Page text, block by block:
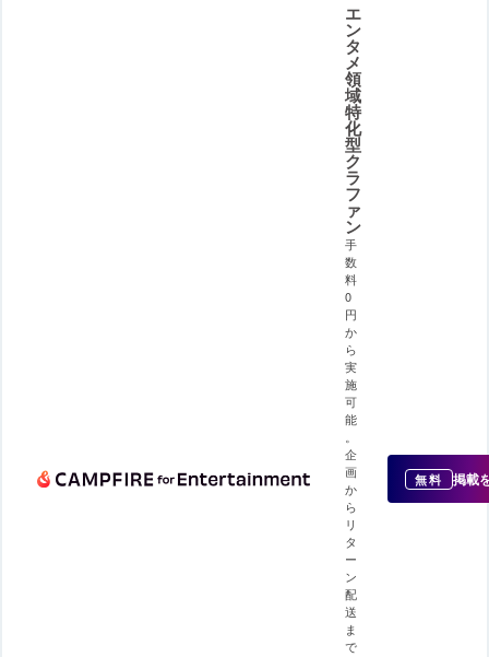
エ
ン
タ
メ
領
域
特
化
型
ク
ラ
フ
ァ
ン
手
数
料
0
円
か
ら
実
施
可
能
企
画
か
ら
リ
タ
ー
ン
配
送
ま
で
無料 掲載